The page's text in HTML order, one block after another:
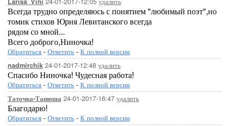
Всегда трудно определяюсь с понятием "любимый поэт",но
томик стихов Юрия Левитанского всегда
рядом со мной...
Всего доброго,Ниночка!
Обратиться - Ответить - К полной версии
nadmirchik 24-01-2017-12:48 удалить
Спасибо Ниночка! Чудесная работа!
Обратиться - Ответить - К полной версии
Таточка-Танюша 24-01-2017-16:47 удалить
Благодарю!
Обратиться - Ответить - К полной версии